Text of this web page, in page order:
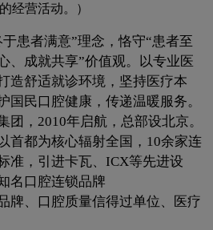
经营活动。）
患者满意”理念，恪守“患者至
、成就共享”价值观。以专业医
造舒适就诊环境，坚持医疗本
国民口腔健康，传递温暖服务。
团，2010年启航，总部设北京。
首都为核心辐射全国，10余家连
准，引进卡瓦、ICX等先进设
名口腔连锁品牌
牌、口腔质量信得过单位、医疗